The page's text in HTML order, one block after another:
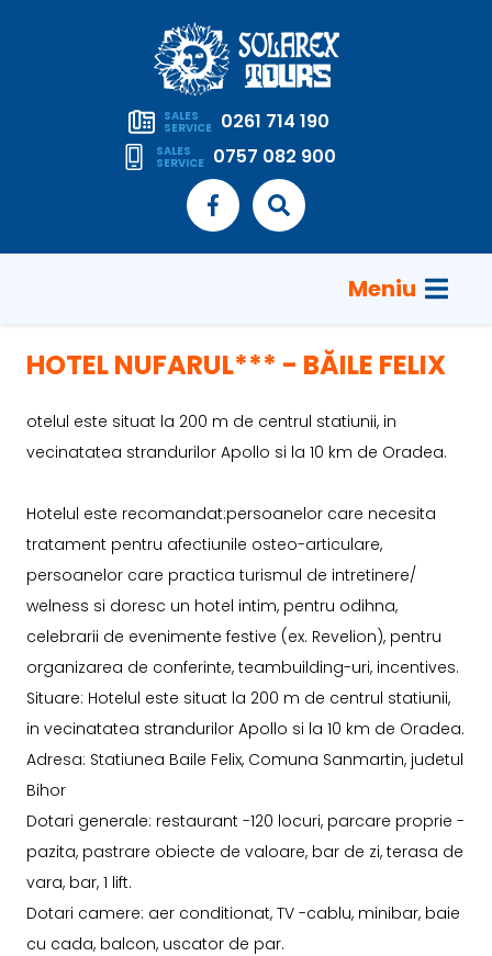
SALES
SERVICE 0261 714 190
SALES
SERVICE 0757 082 900
Meniu
HOTEL NUFARUL*** - BĂILE FELIX
otelul este situat la 200 m de centrul statiunii, in
vecinatatea strandurilor Apollo si la 10 km de Oradea.
Hotelul este recomandat:persoanelor care necesita
tratament pentru afectiunile osteo-articulare,
persoanelor care practica turismul de intretinere/
welness si doresc un hotel intim, pentru odihna,
celebrarii de evenimente festive (ex. Revelion), pentru
organizarea de conferinte, teambuilding-uri, incentives.
Situare: Hotelul este situat la 200 m de centrul statiunii,
in vecinatatea strandurilor Apollo si la 10 km de Oradea.
Adresa: Statiunea Baile Felix, Comuna Sanmartin, judetul
Bihor
Dotari generale: restaurant -120 locuri, parcare proprie -
pazita, pastrare obiecte de valoare, bar de zi, terasa de
vara, bar, 1 lift.
Dotari camere: aer conditionat, TV -cablu, minibar, baie
cu cada, balcon, uscator de par.